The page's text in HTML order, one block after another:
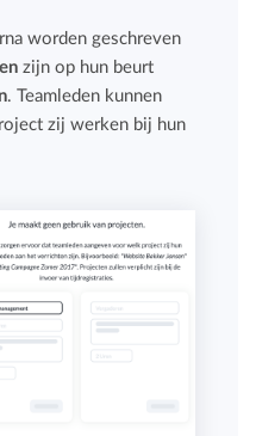
worden geschreven
zijn op hun beurt
. Teamleden kunnen
zij werken bij hun